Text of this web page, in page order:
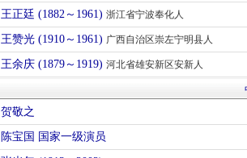
王正廷 (1882～1961) 浙江省宁波奉化人
王赞光 (1910～1961) 广西自治区崇左宁明县人
王余庆 (1879～1919) 河北省雄安新区安新人
贺敬之
陈宝国 国家一级演员